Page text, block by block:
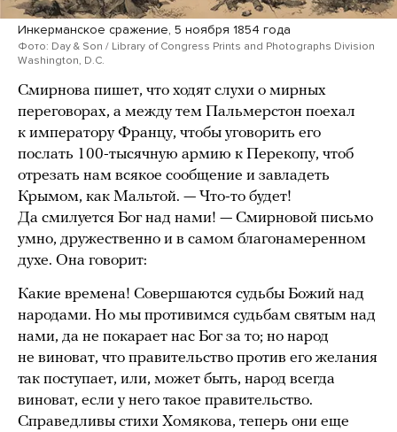
Инкерманское сражение, 5 ноября 1854 года
Фото: Day & Son / Library of Congress Prints and Photographs Division
Washington, D.C.
Смирнова пишет, что ходят слухи о мирных
переговорах, а между тем Пальмерстон поехал
к императору Францу, чтобы уговорить его
послать 100-тысячную армию к Перекопу, чтоб
отрезать нам всякое сообщение и завладеть
Крымом, как Мальтой. — Что-то будет!
Да смилуется Бог над нами! — Смирновой письмо
умно, дружественно и в самом благонамеренном
духе. Она говорит:
Какие времена! Совершаются судьбы Божий над
народами. Но мы противимся судьбам святым над
нами, да не покарает нас Бог за то; но народ
не виноват, что правительство против его желания
так поступает, или, может быть, народ всегда
виноват, если у него такое правительство.
Справедливы стихи Хомякова, теперь они еще